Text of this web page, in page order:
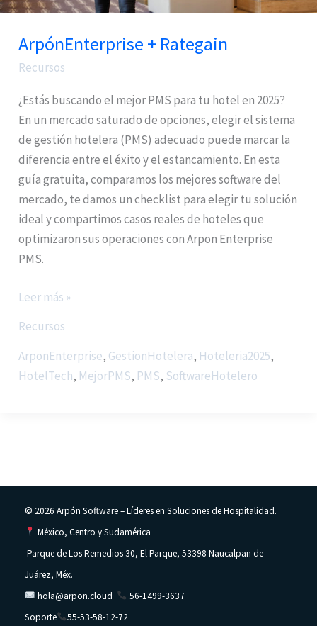
ArpónEnterprise + Rategain
Recursos
¿Estás buscando el mejor PMS para tu hotel en 2025?
En un mercado saturado de opciones, elegir el sistema
de gestión hotelera (PMS) adecuado puede marcar la
diferencia entre el éxito y el estancamiento. En esta
guía gratuita, comparamos los mejores software del
mercado, te damos un checklist para elegir tu solución
ideal y compartimos casos reales de hoteles que
optimizaron sus operaciones con Arpon Enterprise
PMS.
Leer más »
Recursos
ArponEnterprise, GestionHotelera, Hoteleria2025,
HotelTech, MejorPMS, PMS, SoftwareHotelero
© 2026 Arpón Software – Líderes en Soluciones de Hospitalidad.
México, Centro y Sudamérica
Parque de Los Remedios 30, El Parque, 53398 Naucalpan de
Juárez, Méx.
hola@arpon.cloud
56-1499-3637
Soporte
55-53-58-12-72